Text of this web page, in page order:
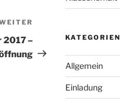
Beitrag
2017 –
KATEGORIEN
Allgemein
Einladung